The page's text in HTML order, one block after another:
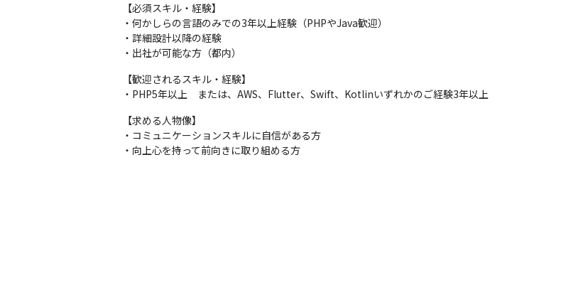
【必須スキル・経験】
・何かしらの言語のみでの3年以上経験（PHPやJava歓迎）
・詳細設計以降の経験
・出社が可能な方（都内）
【歓迎されるスキル・経験】
・PHP5年以上　または、AWS、Flutter、Swift、Kotlinいずれかのご経験3年以上
【求める人物像】
・コミュニケーションスキルに自信がある方
・向上心を持って前向きに取り組める方